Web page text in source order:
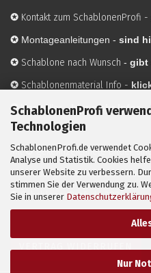
SchablonenProfi
Technologien
SchablonenProfi.de verwendet
Analyse und Statistik. Cookies
unserer Website zu verbessern.
stimmen Sie der Verwendung zu.
Sie in unserer
Nur
✪ Kontakt zum SchablonenProfi -
✪ Montageanleitungen - sind
✪ Schablone nach Wunsch - gibt
✪ Schablonenmaterial Info -
✪Hersteller-hier mehr Infos
Mit ✪ gekennzeichnete Bilder
Anwendungsbeispiele zur
© SchablonenProfi.de2026